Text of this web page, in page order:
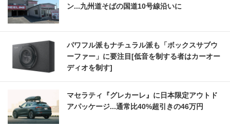
ン...九州道そばの国道10号線沿いに
パワフル派もナチュラル派も「ボックスサブウ
ーファー」に要注目[低音を制する者はカーオー
ディオを制す]
マセラティ『グレカーレ』に日本限定アウトド
アパッケージ...通常比40%超引きの46万円